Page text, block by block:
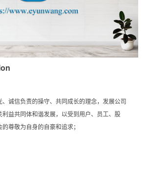
诚信负责的操守、共同成长的理念，发展公司
利益共同体和谐发展，以受到用户、员工、股
尊敬为自身的自豪和追求；